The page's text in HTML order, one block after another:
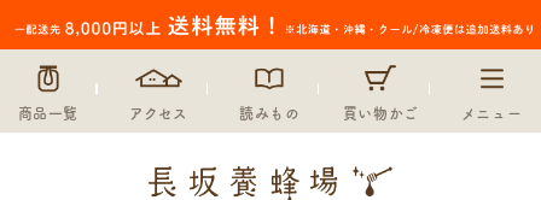
商品一覧 アクセス 読みもの 買い物かご メニュー